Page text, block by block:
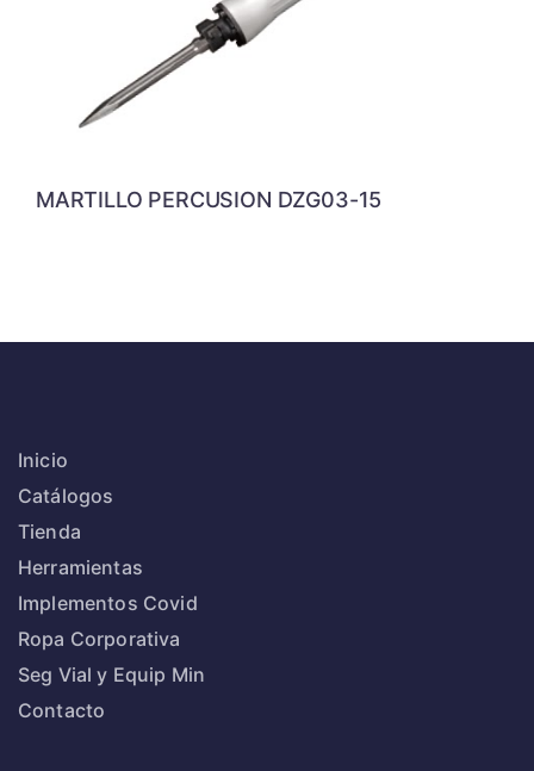
MARTILLO PERCUSION DZG03-15
Inicio
Catálogos
Tienda
Herramientas
Implementos Covid
Ropa Corporativa
Seg Vial y Equip Min
Contacto